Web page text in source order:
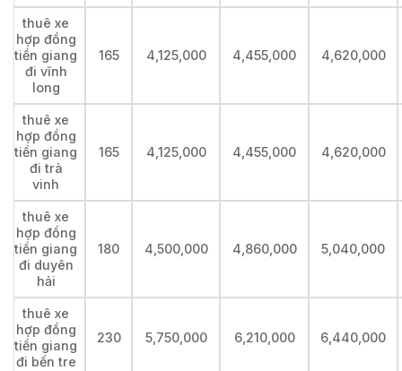
thuê xe
hợp đồng
tiền giang
đi vĩnh
long
165 4,125,000 4,455,000 4,620,000
thuê xe
hợp đồng
tiền giang
đi trà
vinh
165 4,125,000 4,455,000 4,620,000
thuê xe
hợp đồng
tiền giang
đi duyên
hải
180 4,500,000 4,860,000 5,040,000
thuê xe
hợp đồng
tiền giang
đi bến tre
230 5,750,000 6,210,000 6,440,000